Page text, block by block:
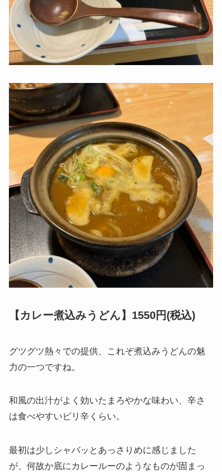
【カレー煮込みうどん】1550円(税込)
グツグツ熱々での提供、これぞ煮込みうどんの魅
力の一つですね。
和風の出汁がよく効いたまろやかな味わい、辛さ
は食べやすいピリ辛くらい。
最初は少しシャバッとあっさりめに感じました
が、何故か底にカレールーのようなものが固まっ